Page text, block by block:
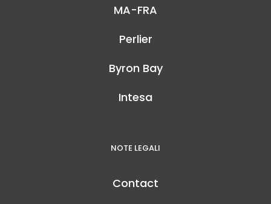
MA-FRA
Perlier
Byron Bay
Intesa
NOTE LEGALI
Contact